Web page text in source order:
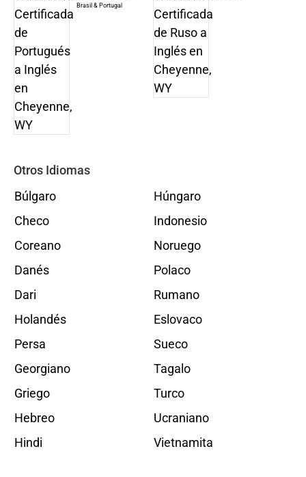
Brasil & Portugal
Otros Idiomas
Búlgaro
Checo
Coreano
Danés
Dari
Holandés
Persa
Georgiano
Griego
Hebreo
Hindi
Húngaro
Indonesio
Noruego
Polaco
Rumano
Eslovaco
Sueco
Tagalo
Turco
Ucraniano
Vietnamita